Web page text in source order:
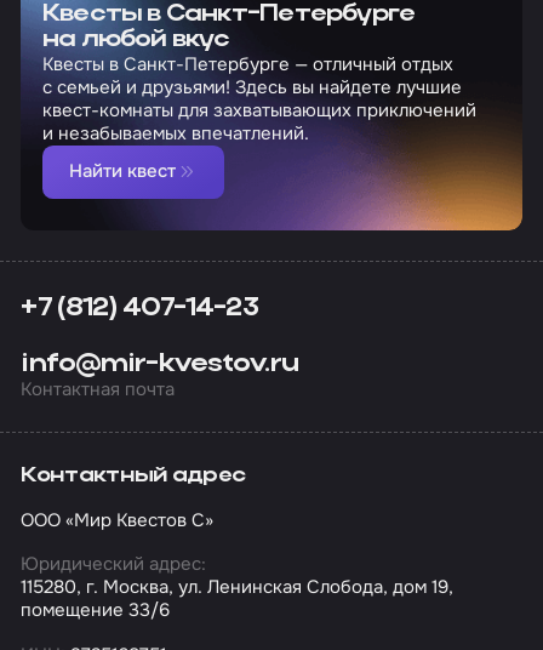
Квесты в Санкт-Петербурге
на любой вкус
Квесты в Санкт-Петербурге — отличный отдых
с семьей и друзьями! Здесь вы найдете лучшие
квест-комнаты для захватывающих приключений
и незабываемых впечатлений.
Найти квест
+7 (812) 407-14-23
info@mir-kvestov.ru
Контактная почта
Контактный адрес
ООО «Мир Квестов С»
Юридический адрес:
115280, г. Москва, ул. Ленинская Слобода, дом 19,
помещение 33/6